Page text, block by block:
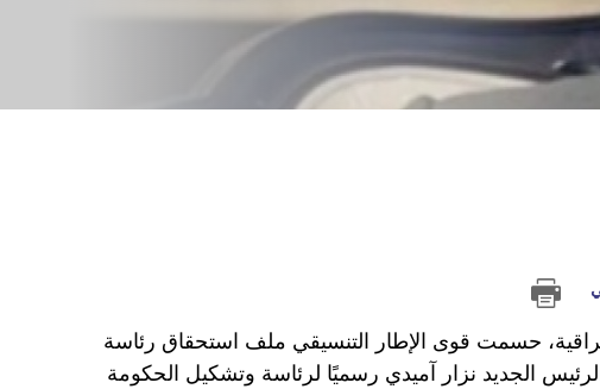
حسمت قوى الإطار التنسيقي ملف استحقاق رئاسة
الجديد نزار آميدي رسميًا لرئاسة وتشكيل الحكومة